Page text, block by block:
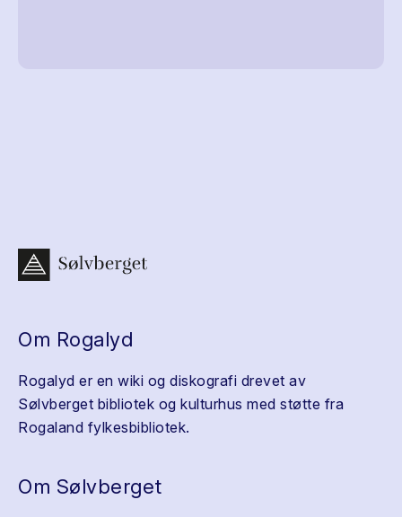
Om Rogalyd
Rogalyd er en wiki og diskografi drevet av
Sølvberget bibliotek og kulturhus med støtte fra
Rogaland fylkesbibliotek.
Om Sølvberget